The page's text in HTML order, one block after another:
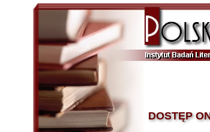
DOSTĘP